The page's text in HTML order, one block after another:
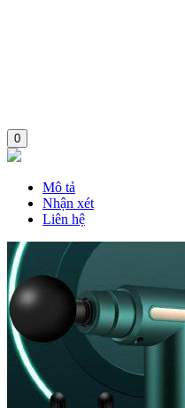
0
Mô tả
Nhận xét
Liên hệ